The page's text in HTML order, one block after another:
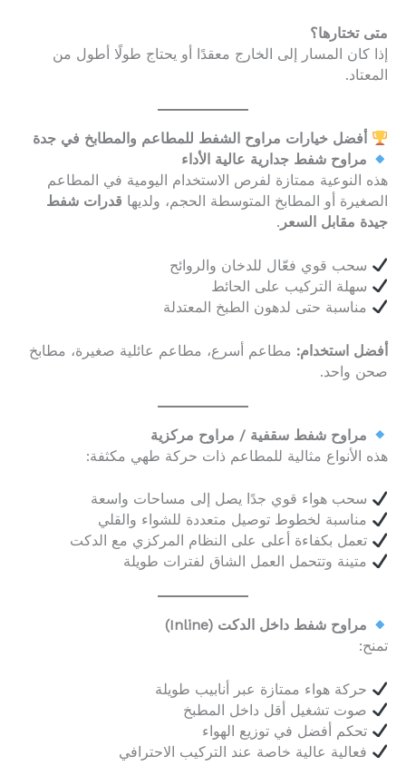
متى تختارها؟
إذا كان المسار إلى الخارج معقدًا أو يحتاج طولًا أطول من
المعتاد.
أفضل خيارات مراوح الشفط للمطاعم والمطابخ في جدة
مراوح شفط جدارية عالية الأداء
هذه النوعية ممتازة لفرص الاستخدام اليومية في المطاعم
الصغيرة أو المطابخ المتوسطة الحجم، ولديها قدرات شفط
جيدة مقابل السعر .
سحب قوي فعّال للدخان والروائح
سهلة التركيب على الحائط
مناسبة حتى لدهون الطبخ المعتدلة
أفضل استخدام: مطاعم أسرع، مطاعم عائلية صغيرة، مطابخ
صحن واحد.
مراوح شفط سقفية / مراوح مركزية
هذه الأنواع مثالية للمطاعم ذات حركة طهي مكثفة:
سحب هواء قوي جدًا يصل إلى مساحات واسعة
مناسبة لخطوط توصيل متعددة للشواء والقلي
تعمل بكفاءة أعلى على النظام المركزي مع الدكت
متينة وتتحمل العمل الشاق لفترات طويلة
مراوح شفط داخل الدكت (Inline)
تمنح:
حركة هواء ممتازة عبر أنابيب طويلة
صوت تشغيل أقل داخل المطبخ
تحكم أفضل في توزيع الهواء
فعالية عالية خاصة عند التركيب الاحترافي